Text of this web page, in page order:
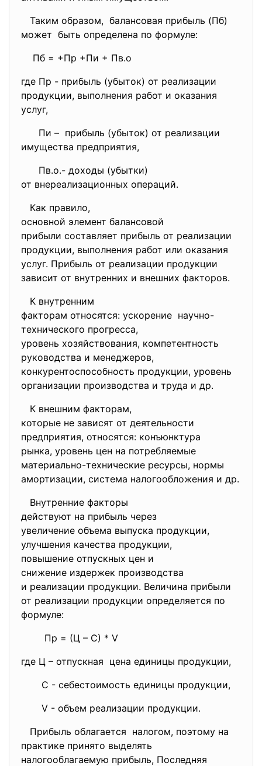
Таким образом, балансовая прибыль (Пб)
может быть определена по формуле:
Пб = +Пр +Пи + Пв.о
где Пр - прибыль (убыток) от реализации
продукции, выполнения работ и оказания
услуг,
Пи – прибыль (убыток) от реализации
имущества предприятия,
Пв.о.- доходы (убытки)
от внереализационных операций.
Как правило,
основной элемент балансовой
прибыли составляет прибыль от реализации
продукции, выполнения работ или оказания
услуг. Прибыль от реализации продукции
зависит от внутренних и внешних факторов.
К внутренним
факторам относятся: ускорение научно-
технического прогресса,
уровень хозяйствования, компетентность
руководства и менеджеров,
конкурентоспособность продукции, уровень
организации производства и труда и др.
К внешним факторам,
которые не зависят от деятельности
предприятия, относятся: конъюнктура
рынка, уровень цен на потребляемые
материально-технические ресурсы, нормы
амортизации, система налогообложения и др.
Внутренние факторы
действуют на прибыль через
увеличение объема выпуска продукции,
улучшения качества продукции,
повышение отпускных цен и
снижение издержек производства
и реализации продукции. Величина прибыли
от реализации продукции определяется по
формуле:
Пр = (Ц – С) * V
где Ц – отпускная цена единицы продукции,
С - себестоимость единицы продукции,
V - объем реализации продукции.
Прибыль облагается налогом, поэтому на
практике принято выделять
налогооблагаемую прибыль, Последняя